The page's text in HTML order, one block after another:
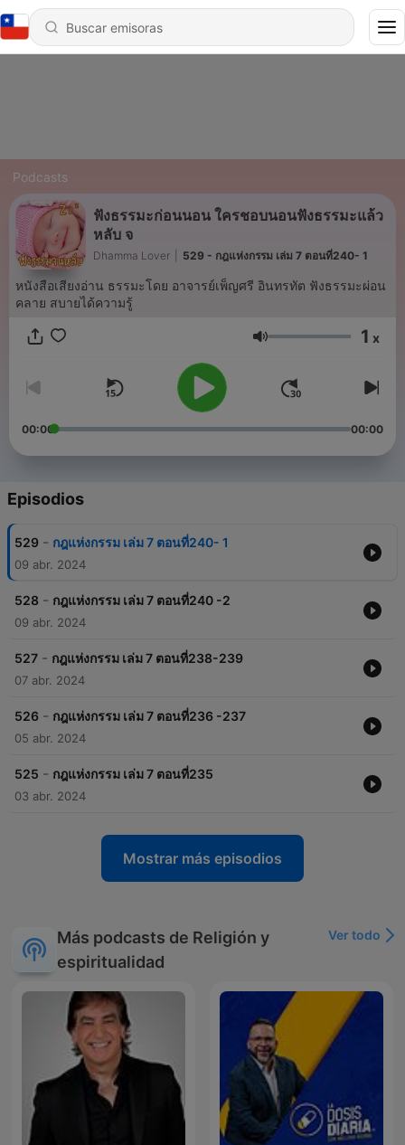
Podcasts
ฟังธรรมะก่อนนอน ใครชอบนอนฟังธรรมะแล้ว
หลับ จ
Dhamma Lover 529 - กฎแห่งกรรม เล่ม 7 ตอนที่240- 1
หนังสือเสียงอ่าน ธรรมะโดย อาจารย์เพ็ญศรี อินทรทัต ฟังธรรมะผ่อน
คลาย สบายได้ความรู้
Volumen 1 x
00:00 00:00
Episodios
529 - กฎแห่งกรรม เล่ม 7 ตอนที่240- 1
09 abr. 2024
528 - กฎแห่งกรรม เล่ม 7 ตอนที่240 -2
09 abr. 2024
527 - กฎแห่งกรรม เล่ม 7 ตอนที่238-239
07 abr. 2024
526 - กฎแห่งกรรม เล่ม 7 ตอนที่236 -237
05 abr. 2024
525 - กฎแห่งกรรม เล่ม 7 ตอนที่235
03 abr. 2024
Mostrar más episodios
Más podcasts de Religión y
espiritualidad
Ver todo